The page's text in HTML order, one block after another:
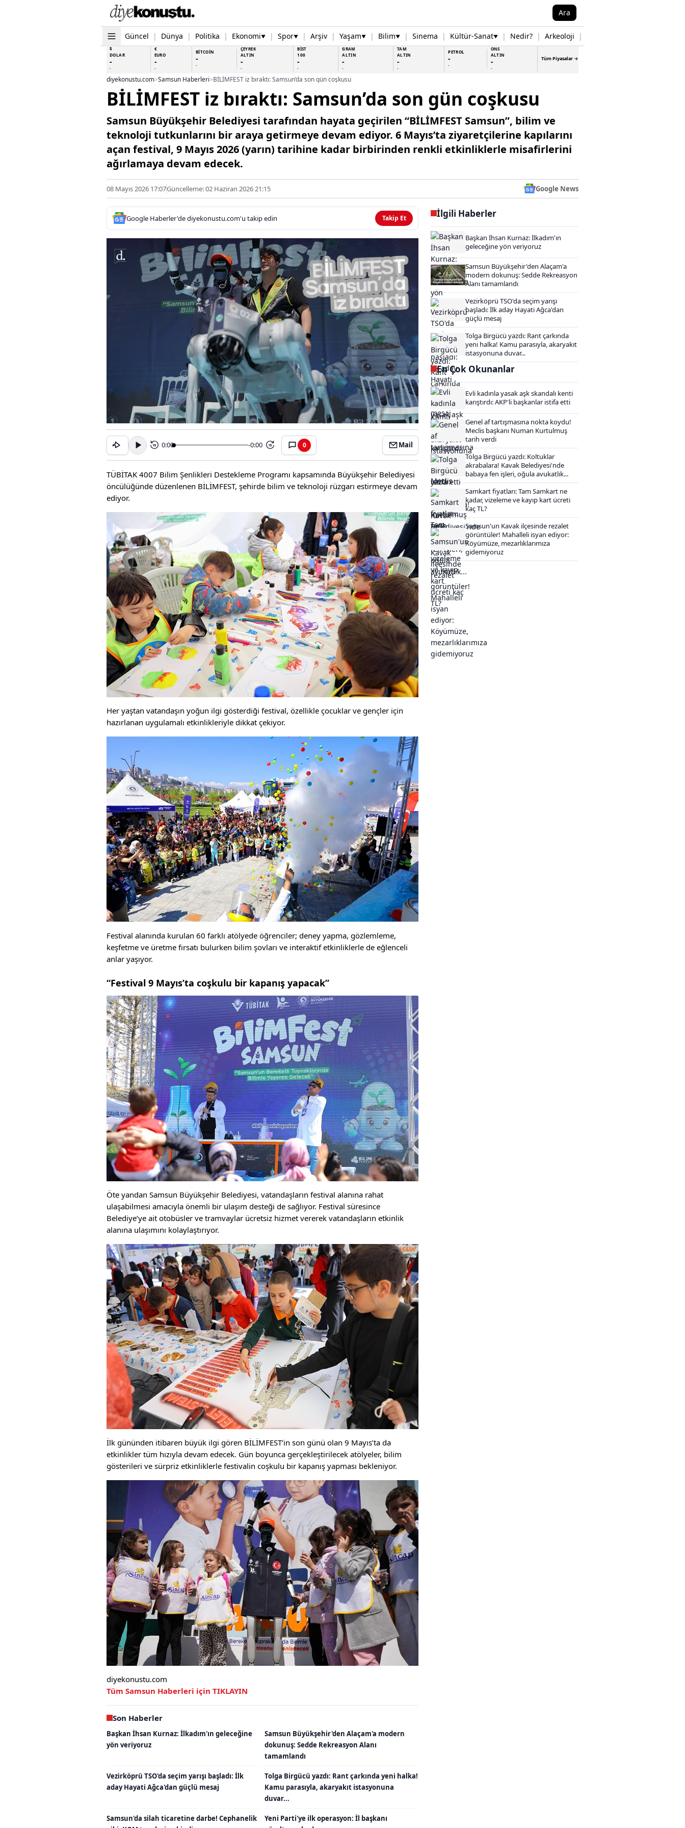
Ara
Güncel | Dünya | Politika | Ekonomi▼ | Spor▼ | Arşiv | Yaşam▼ | Bilim▼ | Sinema | Kültür-Sanat▼ | Nedir? | Arkeoloji |
$
DOLAR
-
-
€
EURO
-
-
BİTCOİN
-
-
ÇEYREK
ALTIN
-
-
BİST
100
-
-
GRAM
ALTIN
-
-
TAM
ALTIN
-
-
PETROL
-
-
ONS
ALTIN
-
-
Tüm Piyasalar →
diyekonustu.com>Samsun Haberleri>BİLİMFEST iz bıraktı: Samsun’da son gün coşkusu
BİLİMFEST iz bıraktı: Samsun’da son gün coşkusu
Samsun Büyükşehir Belediyesi tarafından hayata geçirilen “BİLİMFEST Samsun”, bilim ve
teknoloji tutkunlarını bir araya getirmeye devam ediyor. 6 Mayıs’ta ziyaretçilerine kapılarını
açan festival, 9 Mayıs 2026 (yarın) tarihine kadar birbirinden renkli etkinliklerle misafirlerini
ağırlamaya devam edecek.
08 Mayıs 2026 17:07Güncelleme: 02 Haziran 2026 21:15 Google News
Google Haberler'de diyekonustu.com'u takip edin Takip Et
15 0:00 -0:00 15 0 Mail
TÜBİTAK 4007 Bilim Şenlikleri Destekleme Programı kapsamında Büyükşehir Belediyesi
öncülüğünde düzenlenen BİLİMFEST, şehirde bilim ve teknoloji rüzgarı estirmeye devam
ediyor.
Her yaştan vatandaşın yoğun ilgi gösterdiği festival, özellikle çocuklar ve gençler için
hazırlanan uygulamalı etkinlikleriyle dikkat çekiyor.
Festival alanında kurulan 60 farklı atölyede öğrenciler; deney yapma, gözlemleme,
keşfetme ve üretme fırsatı bulurken bilim şovları ve interaktif etkinliklerle de eğlenceli
anlar yaşıyor.
“Festival 9 Mayıs’ta coşkulu bir kapanış yapacak”
Öte yandan Samsun Büyükşehir Belediyesi, vatandaşların festival alanına rahat
ulaşabilmesi amacıyla önemli bir ulaşım desteği de sağlıyor. Festival süresince
Belediye’ye ait otobüsler ve tramvaylar ücretsiz hizmet vererek vatandaşların etkinlik
alanına ulaşımını kolaylaştırıyor.
İlk gününden itibaren büyük ilgi gören BİLİMFEST’in son günü olan 9 Mayıs’ta da
etkinlikler tüm hızıyla devam edecek. Gün boyunca gerçekleştirilecek atölyeler, bilim
gösterileri ve sürpriz etkinliklerle festivalin coşkulu bir kapanış yapması bekleniyor.
diyekonustu.com
Tüm Samsun Haberleri için TIKLAYIN
Son Haberler
Başkan İhsan Kurnaz: İlkadım'ın geleceğine
yön veriyoruz
Samsun Büyükşehir'den Alaçam'a modern
dokunuş: Sedde Rekreasyon Alanı
tamamlandı
Vezirköprü TSO'da seçim yarışı başladı: İlk
aday Hayati Ağca'dan güçlü mesaj
Tolga Birgücü yazdı: Rant çarkında yeni halka!
Kamu parasıyla, akaryakıt istasyonuna
duvar...
Samsun'da silah ticaretine darbe! Cephanelik
Yeni Parti'ye ilk operasyon: İl başkanı
İlgili Haberler
Başkan İhsan Kurnaz: İlkadım'ın
geleceğine yön veriyoruz
Samsun Büyükşehir'den Alaçam'a
modern dokunuş: Sedde Rekreasyon
Alanı tamamlandı
Vezirköprü TSO'da seçim yarışı
başladı: İlk aday Hayati Ağca'dan
güçlü mesaj
Tolga Birgücü yazdı: Rant çarkında
yeni halka! Kamu parasıyla, akaryakıt
istasyonuna duvar...
En Çok Okunanlar
Evli kadınla yasak aşk skandalı kenti
karıştırdı: AKP'li başkanlar istifa etti
Genel af tartışmasına nokta koydu!
Meclis başkanı Numan Kurtulmuş
tarih verdi
Tolga Birgücü yazdı: Koltuklar
akrabalara! Kavak Belediyesi'nde
babaya fen işleri, oğula avukatlık...
Samkart fiyatları: Tam Samkart ne
kadar, vizeleme ve kayıp kart ücreti
kaç TL?
Samsun'un Kavak ilçesinde rezalet
görüntüler! Mahalleli isyan ediyor:
Köyümüze, mezarlıklarımıza
gidemiyoruz